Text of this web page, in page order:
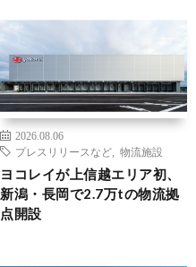
2026.08.06
プレスリリースなど
物流施設
ヨコレイが上信越エリア初、
新潟・長岡で2.7万tの物流拠
点開設